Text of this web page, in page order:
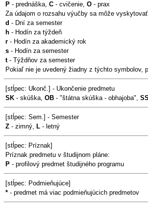
P - prednáška, C - cvičenie, O - prax
Za údajom o rozsahu výučby sa môže
d - Dní za semester
h - Hodín za týždeň
r - Hodín za akademický rok
s - Hodín za semester
t- Týždňov za semester
Pokiaľ nie je uvedený žiadny z týchto symbolov,
[stĺpec: Ukonč.] - Ukončenie predmetu
SK - skúška, OB - "štátna skúška - obhajoba", SS
[stĺpec: Sem.] - Semester
Z - zimný, L - letný
[stĺpec: Príznak]
Príznak predmetu v študijnom pláne:
P - profilový predmet študijného programu
[stĺpec: Podmieňujúce]
* - predmet má viac podmieňujúcich predmetov